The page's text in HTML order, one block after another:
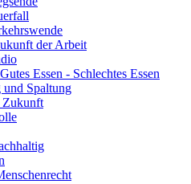
der Arbeit
Essen - Schlechtes Essen
und Spaltung